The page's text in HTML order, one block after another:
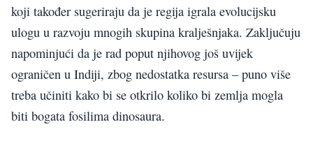
koji također sugeriraju da je regija igrala evolucijsku
ulogu u razvoju mnogih skupina kralješnjaka. Zaključuju
napominjući da je rad poput njihovog još uvijek
ograničen u Indiji, zbog nedostatka resursa – puno više
treba učiniti kako bi se otkrilo koliko bi zemlja mogla
biti bogata fosilima dinosaura.